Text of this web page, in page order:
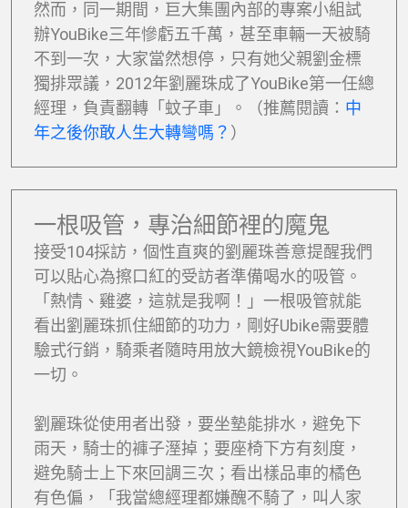
然而，同一期間，巨大集團內部的專案小組試
辦YouBike三年慘虧五千萬，甚至車輛一天被騎
不到一次，大家當然想停，只有她父親劉金標
獨排眾議，2012年劉麗珠成了YouBike第一任總
經理，負責翻轉「蚊子車」。（推薦閱讀： 中
年之後你敢人生大轉彎嗎？ ）
一根吸管，專治細節裡的魔鬼
接受104採訪，個性直爽的劉麗珠善意提醒我們
可以貼心為擦口紅的受訪者準備喝水的吸管。
「熱情、雞婆，這就是我啊！」一根吸管就能
看出劉麗珠抓住細節的功力，剛好Ubike需要體
驗式行銷，騎乘者隨時用放大鏡檢視YouBike的
一切。
劉麗珠從使用者出發，要坐墊能排水，避免下
雨天，騎士的褲子溼掉；要座椅下方有刻度，
避免騎士上下來回調三次；看出樣品車的橘色
有色偏，「我當總經理都嫌醜不騎了，叫人家